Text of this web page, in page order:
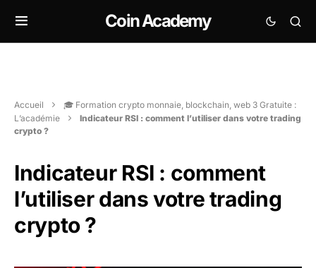
Coin Academy
Accueil
🎓 Formation crypto monnaie, blockchain, web 3 Gratuite :
L’académie
Indicateur RSI : comment l’utiliser dans votre trading
crypto ?
Indicateur RSI : comment
l’utiliser dans votre trading
crypto ?